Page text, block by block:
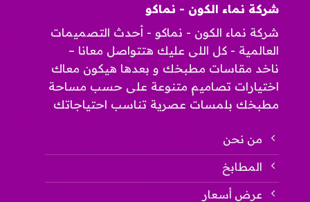
شركة نماء الكون - نماكو
شركة نماء الكون - نماكو - أحدث التصميمات
العالمية - كل اللى عليك هتتواصل معانا –
ناخد مقاسات مطبخك و بعدها هيكون معاك
اختيارات تصاميم متنوعة على حسب مساحة
مطبخك بلمسات عصرية تناسب احتياجاتك
من نحن
المطابخ
عرض أسعار